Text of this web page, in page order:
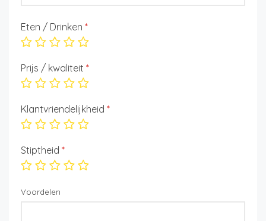
Eten / Drinken *
Prijs / kwaliteit *
Klantvriendelijkheid *
Stiptheid *
Voordelen